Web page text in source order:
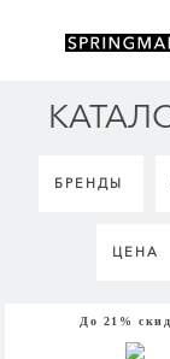
БРЕНДЫ
ЦЕНА
До 21%